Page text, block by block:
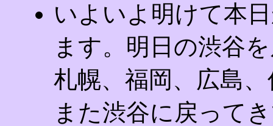
いよいよ明けて本
ます。明日の渋谷
札幌、福岡、広島
また渋谷に戻って